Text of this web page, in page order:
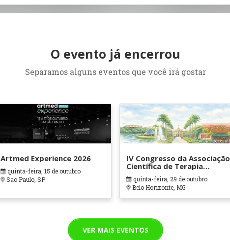
O evento já encerrou
Separamos alguns eventos que você irá gostar
Artmed Experience 2026
quinta-feira, 15 de outubro
Sao Paulo, SP
IV Congresso da Associação
Científica de Terapia
Ocupacional em Contextos
Hospitalares e Cuidados
Paliativos - ATOHOSP
quinta-feira, 29 de outubro
Belo Horizonte, MG
VER MAIS EVENTOS